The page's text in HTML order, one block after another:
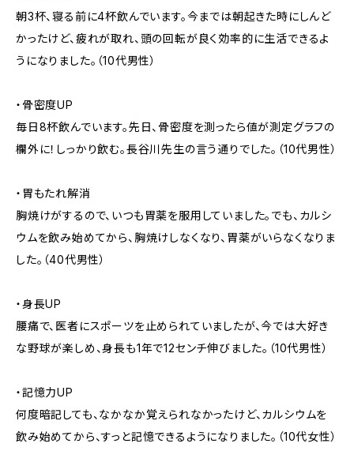
朝3杯、寝る前に4杯飲んでいます。今までは朝起きた時にしんど
かったけど、疲れが取れ、頭の回転が良く効率的に生活できるよ
うになりました。（10代男性）
・骨密度UP
毎日8杯飲んでいます。先日、骨密度を測ったら値が測定グラフの
欄外に！しっかり飲む。長谷川先生の言う通りでした。（10代男性）
・胃もたれ解消
胸焼けがするので、いつも胃薬を服用していました。でも、カルシ
ウムを飲み始めてから、胸焼けしなくなり、胃薬がいらなくなりま
した。（40代男性）
・身長UP
腰痛で、医者にスポーツを止められていましたが、今では大好き
な野球が楽しめ、身長も1年で12センチ伸びました。（10代男性）
・記憶力UP
何度暗記しても、なかなか覚えられなかったけど、カルシウムを
飲み始めてから、すっと記憶できるようになりました。（10代女性）